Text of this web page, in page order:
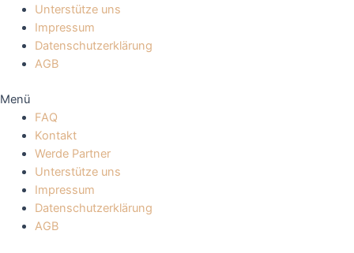
Unterstütze uns
Impressum
Datenschutzerklärung
AGB
Menü
FAQ
Kontakt
Werde Partner
Unterstütze uns
Impressum
Datenschutzerklärung
AGB